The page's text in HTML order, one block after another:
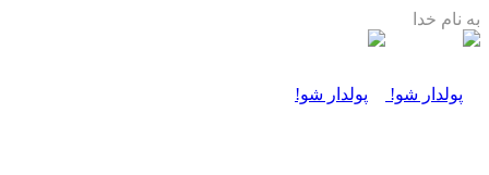
به نام خدا